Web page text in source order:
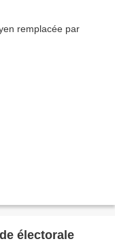
électorale